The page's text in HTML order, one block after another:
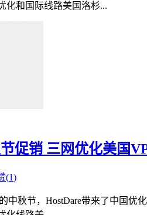
化和国际线路美国洛杉...
促销 三网优化美国
(1)
中秋节，HostDare带来了中国优